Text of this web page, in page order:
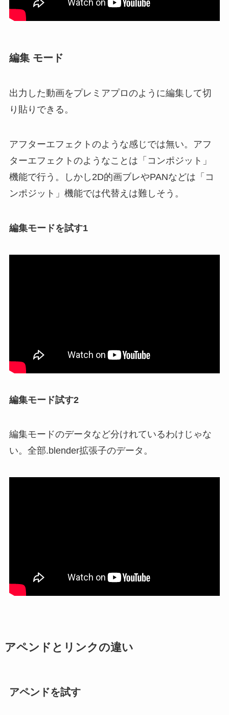
編集 モード
出力した動画をプレミアプロのように編集して切
り貼りできる。
アフターエフェクトのような感じでは無い。アフ
ターエフェクトのようなことは「コンポジット」
機能で行う。しかし2D的画ブレやPANなどは「コ
ンポジット」機能では代替えは難しそう。
編集モードを試す1
編集モード試す2
編集モードのデータなど分けれているわけじゃな
い。全部.blender拡張子のデータ。
アペンドとリンクの違い
アペンドを試す